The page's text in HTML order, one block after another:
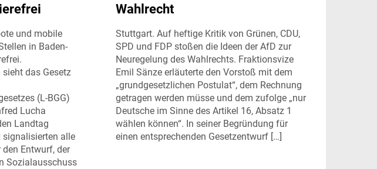
und mobile
in Baden-
das Gesetz
(L-BGG)
Lucha
Landtag
signalisierten alle
Entwurf, der
Sozialausschuss
Wahlrecht
Stuttgart. Auf heftige Kritik von Grünen, CDU,
SPD und FDP stoßen die Ideen der AfD zur
Neuregelung des Wahlrechts. Fraktionsvize
Emil Sänze erläuterte den Vorstoß mit dem
„grundgesetzlichen Postulat“, dem Rechnung
getragen werden müsse und dem zufolge „nur
Deutsche im Sinne des Artikel 16, Absatz 1
wählen können“. In seiner Begründung für
einen entsprechenden Gesetzentwurf […]